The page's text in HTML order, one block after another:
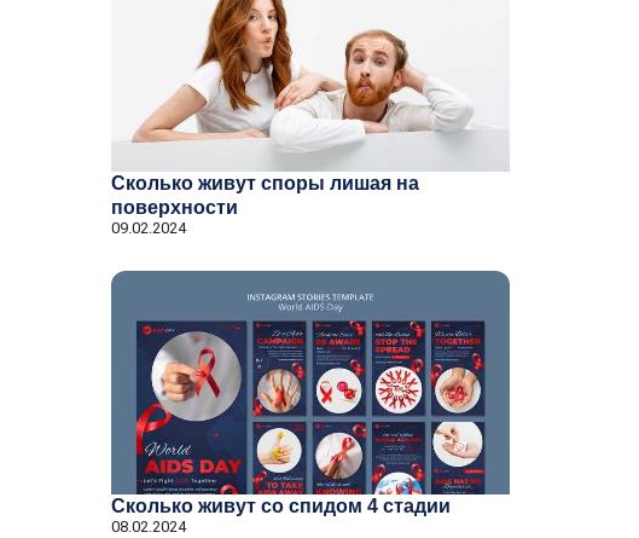
Сколько живут споры лишая на
поверхности
09.02.2024
Сколько живут со спидом 4 стадии
08.02.2024